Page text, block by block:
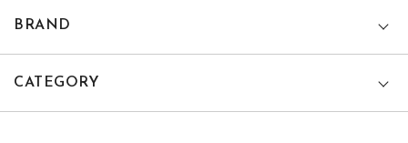
BRAND
CATEGORY